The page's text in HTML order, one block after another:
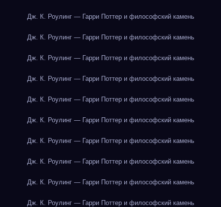
Дж. К. Роулинг — Гарри Поттер и философский камень
Дж. К. Роулинг — Гарри Поттер и философский камень
Дж. К. Роулинг — Гарри Поттер и философский камень
Дж. К. Роулинг — Гарри Поттер и философский камень
Дж. К. Роулинг — Гарри Поттер и философский камень
Дж. К. Роулинг — Гарри Поттер и философский камень
Дж. К. Роулинг — Гарри Поттер и философский камень
Дж. К. Роулинг — Гарри Поттер и философский камень
Дж. К. Роулинг — Гарри Поттер и философский камень
Дж. К. Роулинг — Гарри Поттер и философский камень